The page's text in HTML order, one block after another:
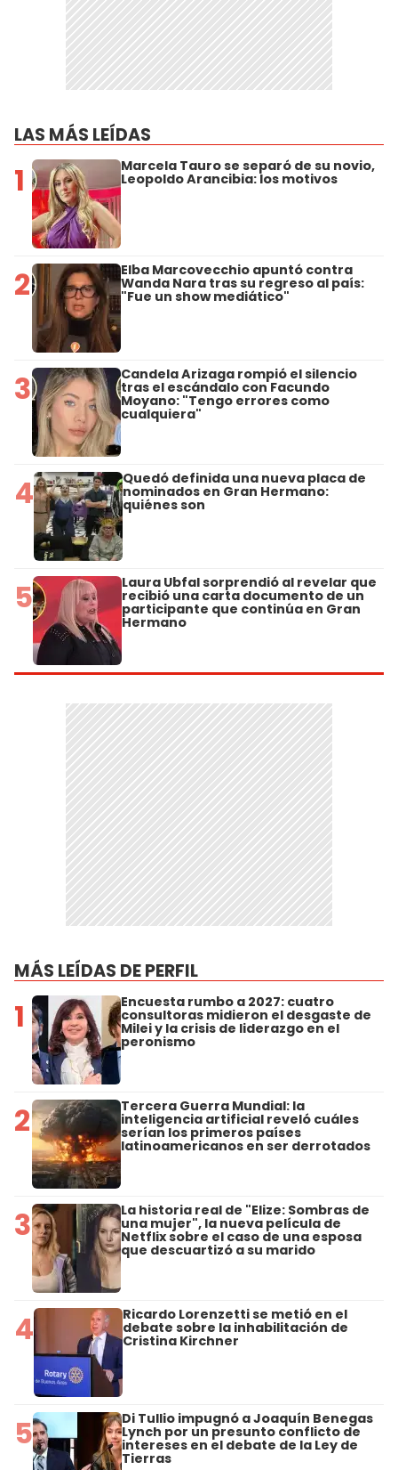
LAS MÁS LEÍDAS
1 Marcela Tauro se separó de su novio,
Leopoldo Arancibia: los motivos
2 Elba Marcovecchio apuntó contra
Wanda Nara tras su regreso al país:
"Fue un show mediático"
3 Candela Arizaga rompió el silencio
tras el escándalo con Facundo
Moyano: "Tengo errores como
cualquiera"
4 Quedó definida una nueva placa de
nominados en Gran Hermano:
quiénes son
5 Laura Ubfal sorprendió al revelar que
recibió una carta documento de un
participante que continúa en Gran
Hermano
MÁS LEÍDAS DE PERFIL
1 Encuesta rumbo a 2027: cuatro
consultoras midieron el desgaste de
Milei y la crisis de liderazgo en el
peronismo
2 Tercera Guerra Mundial: la
inteligencia artificial reveló cuáles
serían los primeros países
latinoamericanos en ser derrotados
3 La historia real de "Elize: Sombras de
una mujer", la nueva película de
Netflix sobre el caso de una esposa
que descuartizó a su marido
4 Ricardo Lorenzetti se metió en el
debate sobre la inhabilitación de
Cristina Kirchner
5 Di Tullio impugnó a Joaquín Benegas
Lynch por un presunto conflicto de
intereses en el debate de la Ley de
Tierras